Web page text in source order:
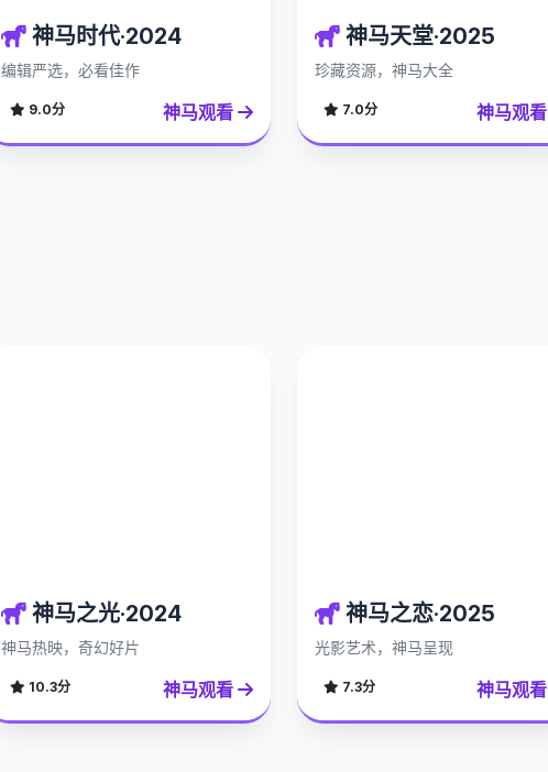
神马时代·2024
编辑严选，必看佳作
9.0分 神马观看
神马天堂·2025
珍藏资源，神马大全
7.0分 神马观看
神马之光·2024
神马热映，奇幻好片
10.3分 神马观看
神马之恋·2025
光影艺术，神马呈现
7.3分 神马观看